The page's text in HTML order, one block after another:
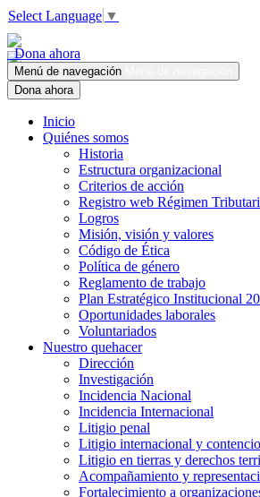
Select Language ▼
Dona ahora
Menú de navegación
Dona ahora
Inicio
Quiénes somos
Historia
Estructura organizacional
Criterios de acción
Registro web Régimen
Logros
Misión, visión y valores
Código de Ética
Política de género
Reglamento de trabajo
Plan Estratégico Institucional
Oportunidades laborales
Voluntariados
Nuestro quehacer
Dirección
Investigación
Incidencia Nacional
Incidencia Internacional
Litigio penal
Litigio internacional y
Litigio en tierras y derechos
Acompañamiento y
Fortalecimiento a